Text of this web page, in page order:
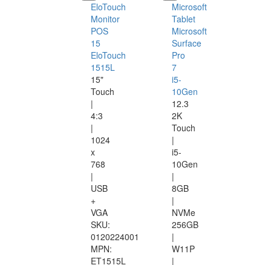
EloTouch
Monitor
POS
15
EloTouch
1515L
15"
Touch
|
4:3
|
1024
x
768
|
USB
+
VGA
SKU:
0120224001
MPN:
ET1515L
Microsoft
Tablet
Microsoft
Surface
Pro
7
i5-
10Gen
12.3
2K
Touch
|
i5-
10Gen
|
8GB
|
NVMe
256GB
|
W11P
|